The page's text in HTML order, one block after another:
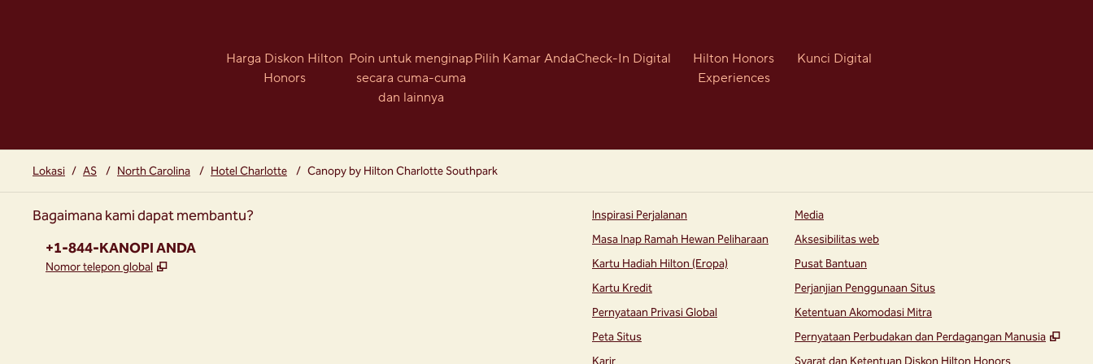
Harga Diskon Hilton
Honors
Poin untuk menginap
secara cuma-cuma
dan lainnya
Pilih Kamar AndaCheck-In Digital
Hilton Honors
Experiences
Kunci Digital
Lokasi / AS / North Carolina / Hotel Charlotte / Canopy by Hilton Charlotte Southpark
Bagaimana kami dapat membantu?
Telepon:
+1-844-KANOPI ANDA
Nomor telepon global ,
Inspirasi Perjalanan
Masa Inap Ramah Hewan Peliharaan
Kartu Hadiah Hilton (Eropa)
Kartu Kredit
Pernyataan Privasi Global
Peta Situs
Karir
Media
Aksesibilitas web
Pusat Bantuan
Perjanjian Penggunaan Situs
Ketentuan Akomodasi Mitra
Pernyataan Perbudakan dan Perdagangan Manusia
,
Syarat dan Ketentuan Diskon Hilton Honors